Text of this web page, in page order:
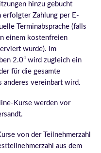
hinzu gebucht
erfolgter Zahlung per E-
Terminabsprache (falls
einem kostenfreien
wurde). Im
2.0“ wird zugleich ein
für die gesamte
anderes vereinbart wird.
Kurse werden vor
von der Teilnehmerzahl
aus dem